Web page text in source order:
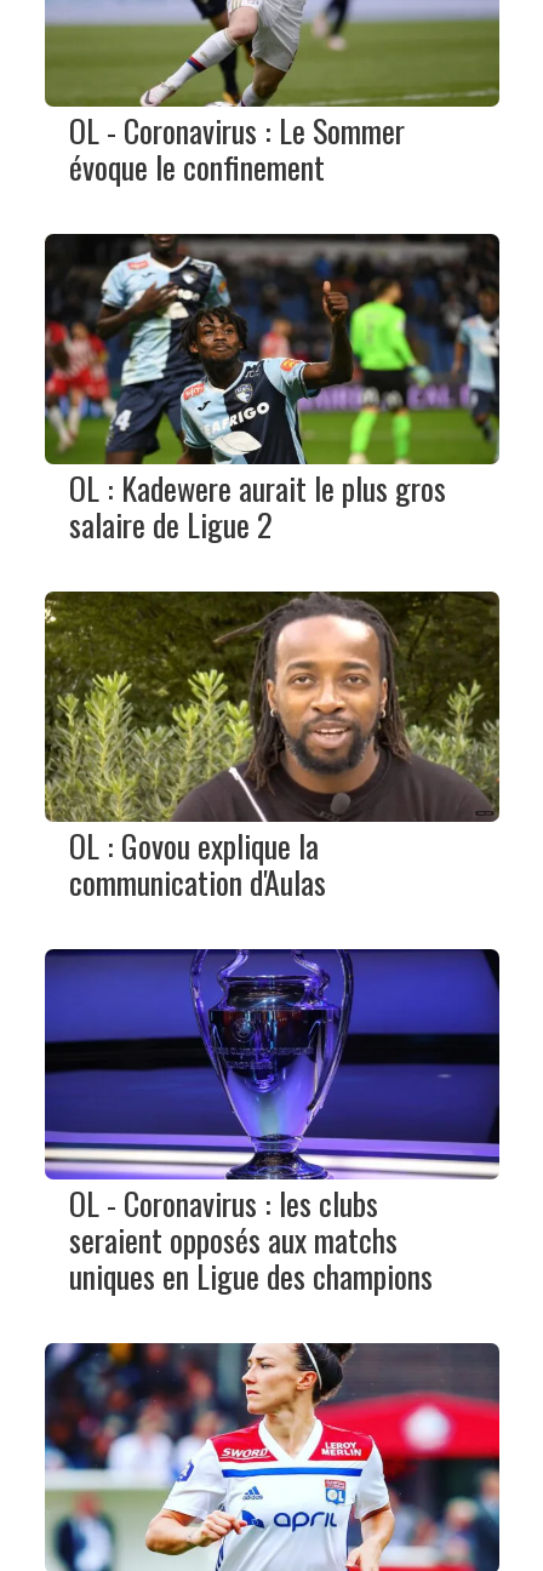
OL - Coronavirus : Le Sommer
évoque le confinement
OL : Kadewere aurait le plus gros
salaire de Ligue 2
OL : Govou explique la
communication d'Aulas
OL - Coronavirus : les clubs
seraient opposés aux matchs
uniques en Ligue des champions